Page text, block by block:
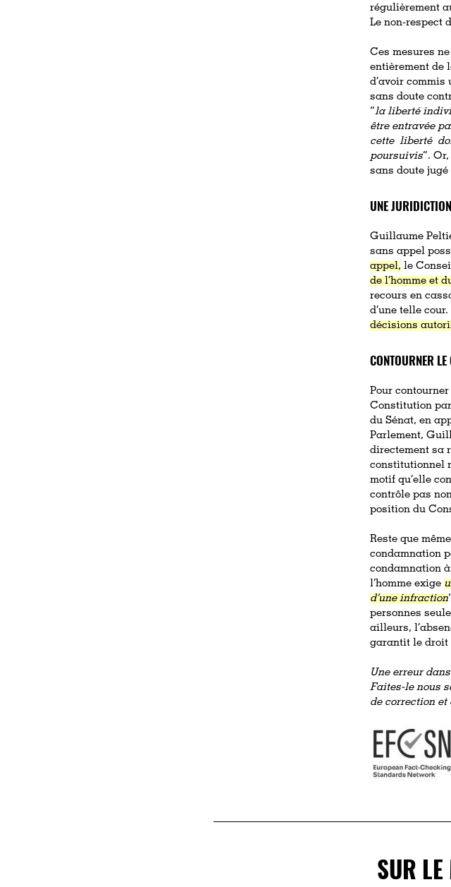
régulièrement
Le non-respect
Ces mesures
entièrement de
d’avoir
sans doute
“la liberté
être entravée
cette liberté
poursuivis”.
sans doute
UNE
Guillaume
sans appel
appel, le
de l’homme et
recours en
d’une telle cour.
décisions
CONTOURNER
Pour
Constitution
du Sénat, en
Parlement,
directement sa
constitutionnel
motif qu’elle
contrôle pas
position du
Reste que
condamnation
condamnation
l’homme exige
d’une infraction
personnes
ailleurs,
garantit le droit
Une erreur
Faites-le nous
de correction
SUR LE